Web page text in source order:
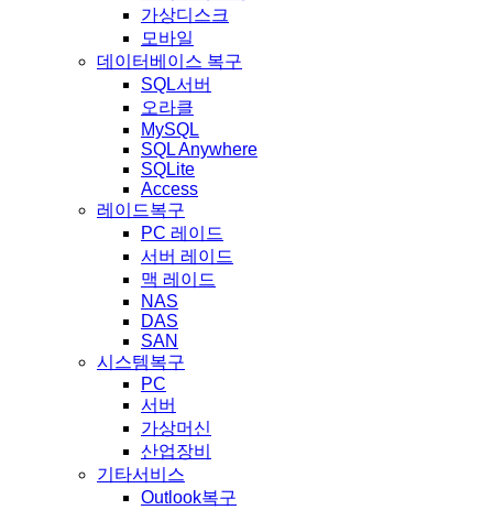
가상디스크
모바일
데이터베이스 복구
SQL서버
오라클
MySQL
SQL Anywhere
SQLite
Access
레이드복구
PC 레이드
서버 레이드
맥 레이드
NAS
DAS
SAN
시스템복구
PC
서버
가상머신
산업장비
기타서비스
Outlook복구